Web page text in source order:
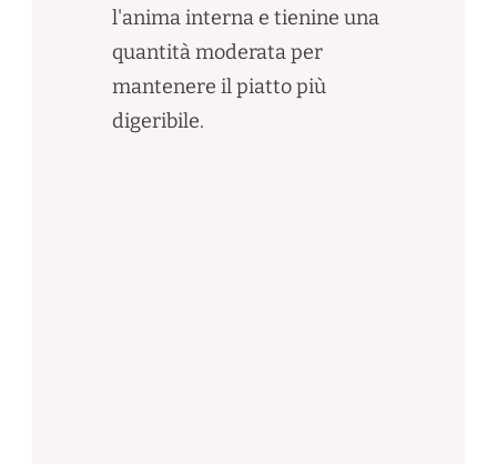
l'anima interna e tienine una
quantità moderata per
mantenere il piatto più
digeribile.